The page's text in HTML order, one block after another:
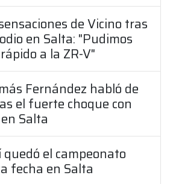
de Vicino tras
en Salta: "Pudimos
a la ZR-V"
Fernández habló de
el fuerte choque con
Salta
el campeonato
fecha en Salta